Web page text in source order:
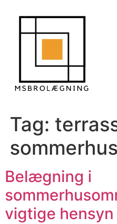
Tag:
sommerhus
Belægning i
vigtige hensyn